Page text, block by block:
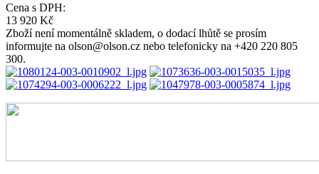
Cena s DPH:
13 920 Kč
Zboží není momentálně skladem, o dodací lhůtě se prosím
informujte na olson@olson.cz nebo telefonicky na +420 220 805
300.